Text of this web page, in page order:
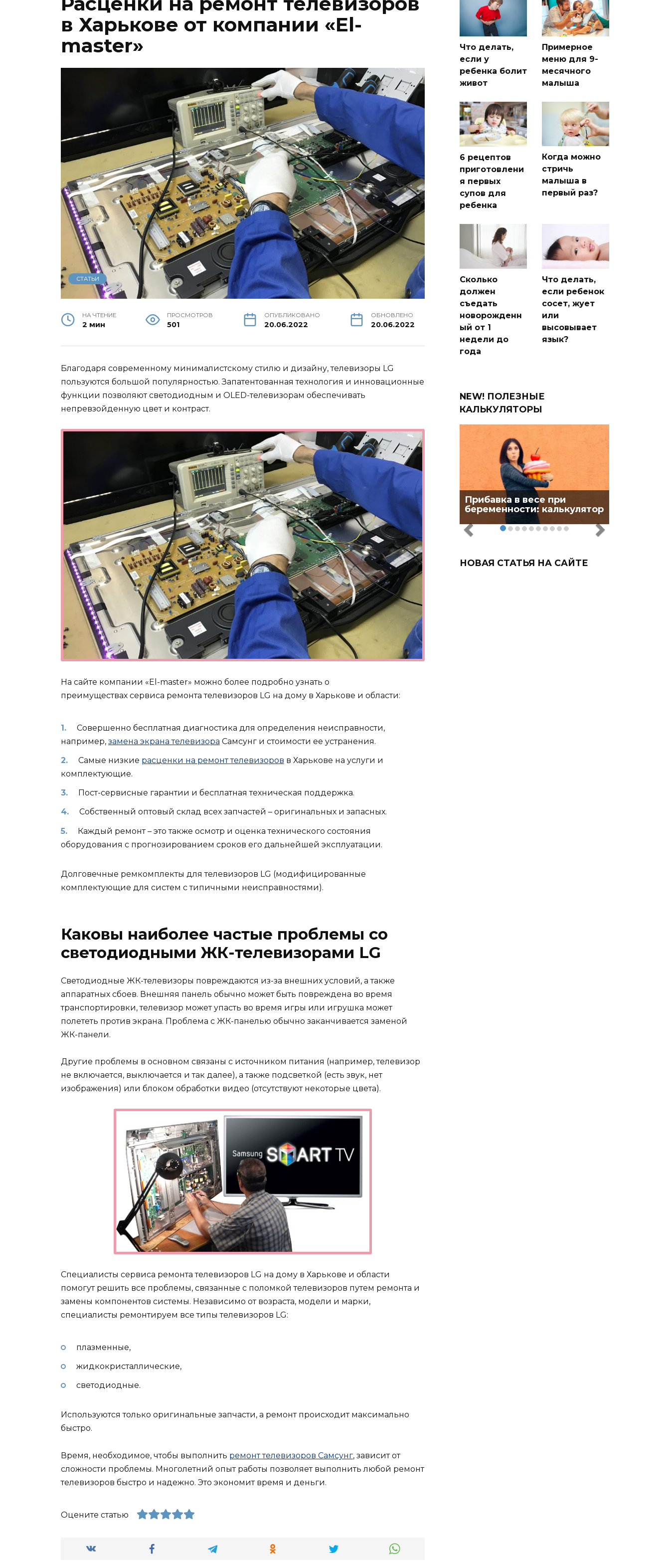
в Харькове от компании «El-
master»
СТАТЬИ
НА ЧТЕНИЕ
2 мин
ПРОСМОТРОВ
501
ОПУБЛИКОВАНО
20.06.2022
ОБНОВЛЕНО
20.06.2022
Благодаря современному минималистскому стилю и дизайну, телевизоры LG
пользуются большой популярностью. Запатентованная технология и инновационные
функции позволяют светодиодным и OLED-телевизорам обеспечивать
непревзойденную цвет и контраст.
На сайте компании «El-master» можно более подробно узнать о
преимуществах сервиса ремонта телевизоров LG на дому в Харькове и области:
Совершенно бесплатная диагностика для определения неисправности,
например, замена экрана телевизора Самсунг и стоимости ее устранения.
Самые низкие расценки на ремонт телевизоров в Харькове на услуги и
комплектующие.
Пост-сервисные гарантии и бесплатная техническая поддержка.
Собственный оптовый склад всех запчастей – оригинальных и запасных.
Каждый ремонт – это также осмотр и оценка технического состояния
оборудования с прогнозированием сроков его дальнейшей эксплуатации.
Долговечные ремкомплекты для телевизоров LG (модифицированные
комплектующие для систем с типичными неисправностями).
Каковы наиболее частые проблемы со
светодиодными ЖК-телевизорами LG
Светодиодные ЖК-телевизоры повреждаются из-за внешних условий, а также
аппаратных сбоев. Внешняя панель обычно может быть повреждена во время
транспортировки, телевизор может упасть во время игры или игрушка может
полететь против экрана. Проблема с ЖК-панелью обычно заканчивается заменой
ЖК-панели.
Другие проблемы в основном связаны с источником питания (например, телевизор
не включается, выключается и так далее), а также подсветкой (есть звук, нет
изображения) или блоком обработки видео (отсутствуют некоторые цвета).
Специалисты сервиса ремонта телевизоров LG на дому в Харькове и области
помогут решить все проблемы, связанные с поломкой телевизоров путем ремонта и
замены компонентов системы. Независимо от возраста, модели и марки,
специалисты ремонтируем все типы телевизоров LG:
плазменные,
жидкокристаллические,
светодиодные.
Используются только оригинальные запчасти, а ремонт происходит максимально
быстро.
Время, необходимое, чтобы выполнить ремонт телевизоров Самсунг, зависит от
сложности проблемы. Многолетний опыт работы позволяет выполнить любой ремонт
телевизоров быстро и надежно. Это экономит время и деньги.
Оцените статью
Что делать,
если у
ребенка болит
живот
Примерное
меню для 9-
месячного
малыша
6 рецептов
приготовлени
я первых
супов для
ребенка
Когда можно
стричь
малыша в
первый раз?
Сколько
должен
съедать
новорожденн
ый от 1
недели до
года
Что делать,
если ребенок
сосет, жует
или
высовывает
язык?
NEW! ПОЛЕЗНЫЕ
КАЛЬКУЛЯТОРЫ
Прибавка в весе при
беременности: калькулятор
НОВАЯ СТАТЬЯ НА САЙТЕ